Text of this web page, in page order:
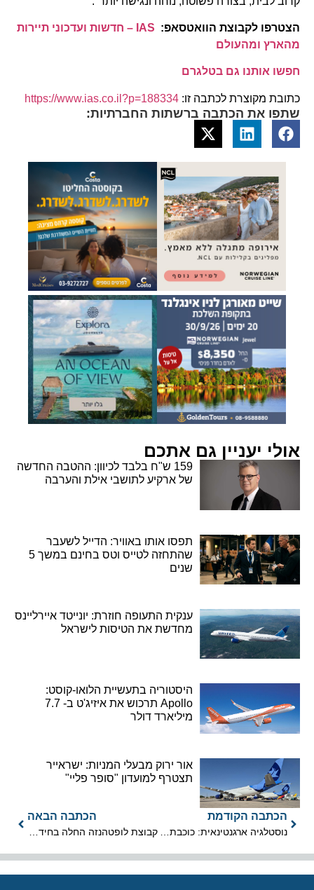
הצטרפו לקבוצת הוואטסאפ:
IAS – חדשות ועדכוני תיירות
מהארץ ומהעולם
חפשו אותנו גם בטלגרם
כתובת מקוצרת לכתבה זו: https://www.ias.co.il?p=188334
שתפו את הכתבה ברשתות החברתיות:
אולי יעניין גם אתכם
159 ש"ח בלבד לכיוון: ההטבה החדשה
של ארקיע לתושבי אילת והערבה
תפסו אותו באוויר: הדייל לשעבר
שהתחזה לטייס וטס בחינם במשך 5
שנים
ענקית התעופה חוזרת: יונייטד איירליינס
מחדשת את הטיסות לישראל
היסטוריה בתעשיית הלואו-קוסט:
Apollo תרכוש את איזיג'ט ב- 7.7
מיליארד דולר
אור ירוק מבעלי המניות: ישראייר
תצטרף למועדון "סופר פליי"
הכתבה הקודמת
נוסטלגיה ארגנטינאית: כוכבת "כמעט מלאכים" אמיליה אטיאס נחתה בישראל
הכתבה הבאה
קבוצת לופטהנזה החלה בחידוש הדרגתי של פעילותה בישראל